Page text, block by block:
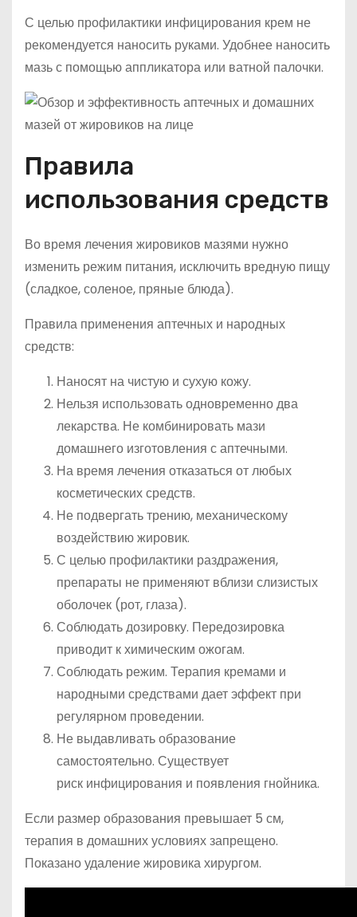
С целью профилактики инфицирования крем не
рекомендуется наносить руками. Удобнее наносить
мазь с помощью аппликатора или ватной палочки.
Правила
использования средств
Во время лечения жировиков мазями нужно
изменить режим питания, исключить вредную пищу
(сладкое, соленое, пряные блюда).
Правила применения аптечных и народных
средств:
Наносят на чистую и сухую кожу.
Нельзя использовать одновременно два
лекарства. Не комбинировать мази
домашнего изготовления с аптечными.
На время лечения отказаться от любых
косметических средств.
Не подвергать трению, механическому
воздействию жировик.
С целью профилактики раздражения,
препараты не применяют вблизи слизистых
оболочек (рот, глаза).
Соблюдать дозировку. Передозировка
приводит к химическим ожогам.
Соблюдать режим. Терапия кремами и
народными средствами дает эффект при
регулярном проведении.
Не выдавливать образование
самостоятельно. Существует
риск инфицирования и появления гнойника.
Если размер образования превышает 5 см,
терапия в домашних условиях запрещено.
Показано удаление жировика хирургом.